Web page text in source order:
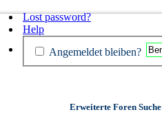
Lost password?
Help
Angemeldet bleiben?
Erweiterte Foren Suche